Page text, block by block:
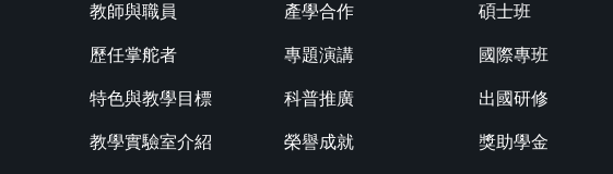
教師與職員
歷任掌舵者
特色與教學目標
教學實驗室介紹
產學合作
專題演講
科普推廣
榮譽成就
碩士班
國際專班
出國研修
獎助學金